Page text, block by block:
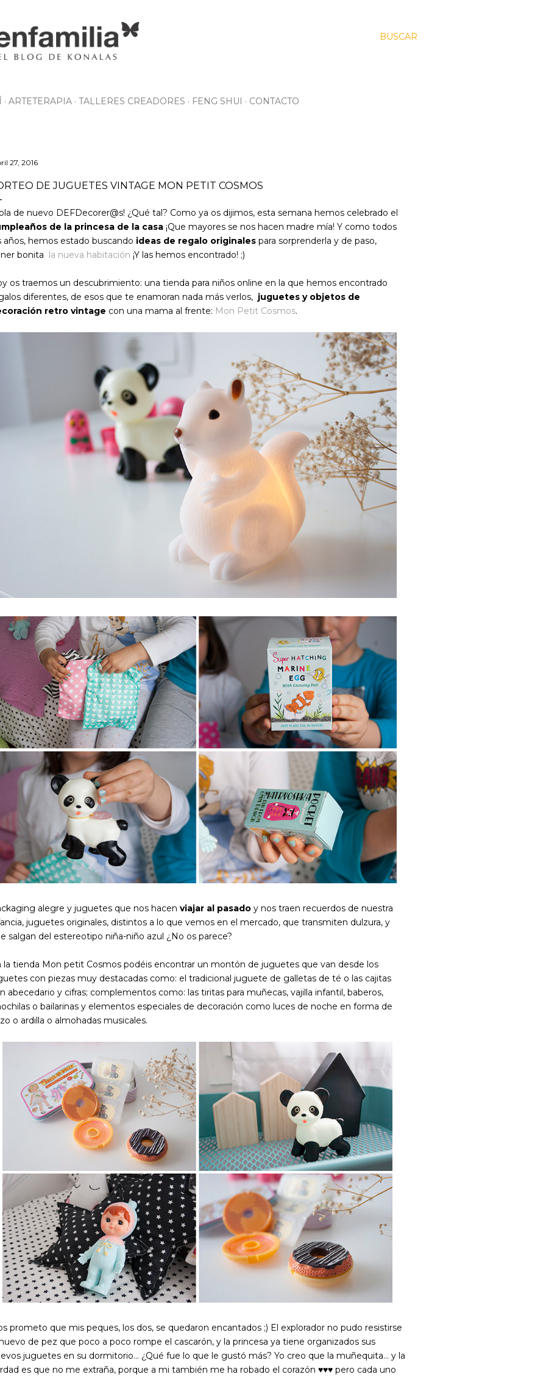
BUSCAR
ARTETERAPIA TALLERES CREADORES FENG SHUI CONTACTO
27, 2016
DE JUGUETES VINTAGE MON PETIT COSMOS
de nuevo DEFDecorer@s! ¿Qué tal? Como ya os dijimos, esta semana hemos celebrado el
de la princesa de la casa ¡Que mayores se nos hacen madre mía! Y como todos
años, hemos estado buscando ideas de regalo originales para sorprenderla y de paso,
bonita la nueva habitación ¡Y las hemos encontrado! ;)
os traemos un descubrimiento: una tienda para niños online en la que hemos encontrado
diferentes, de esos que te enamoran nada más verlos, juguetes y objetos de
retro vintage con una mama al frente: Mon Petit Cosmos.
alegre y juguetes que nos hacen viajar al pasado y nos traen recuerdos de nuestra
juguetes originales, distintos a lo que vemos en el mercado, que transmiten dulzura, y
salgan del estereotipo niña-niño azul ¿No os parece?
la tienda Mon petit Cosmos podéis encontrar un montón de juguetes que van desde los
con piezas muy destacadas como: el tradicional juguete de galletas de té o las cajitas
abecedario y cifras; complementos como: las tiritas para muñecas, vajilla infantil, baberos,
o bailarinas y elementos especiales de decoración como luces de noche en forma de
o ardilla o almohadas musicales.
prometo que mis peques, los dos, se quedaron encantados ;) El explorador no pudo resistirse
de pez que poco a poco rompe el cascarón, y la princesa ya tiene organizados sus
juguetes en su dormitorio... ¿Qué fue lo que le gustó más? Yo creo que la muñequita... y la
es que no me extraña, porque a mi también me ha robado el corazón ♥♥♥ pero cada uno